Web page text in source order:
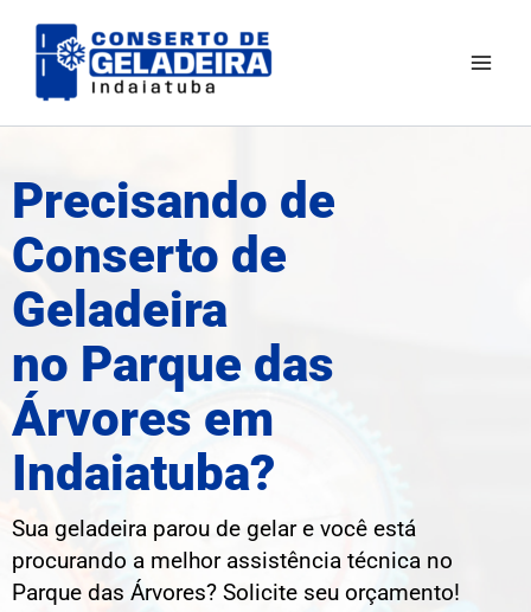
para
Precisando de
Conserto de
Geladeira
no Parque das
Árvores em
Indaiatuba?
Sua geladeira parou de gelar e você está
procurando a melhor assistência técnica no
Parque das Árvores? Solicite seu orçamento!